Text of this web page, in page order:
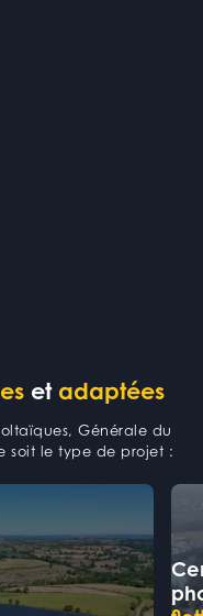
et adaptées
Générale du
soit le type de projet :